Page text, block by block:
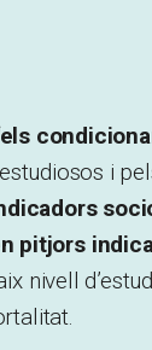
i
pitjors
nivell